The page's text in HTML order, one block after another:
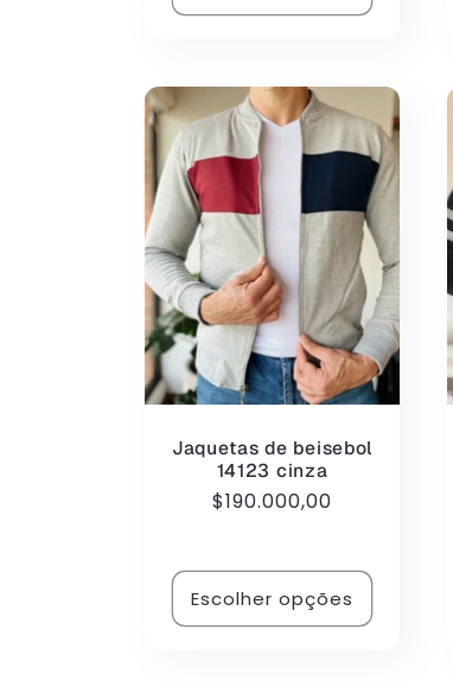
Jaquetas de beisebol
14123 cinza
Preço
$190.000,00
Escolher opções